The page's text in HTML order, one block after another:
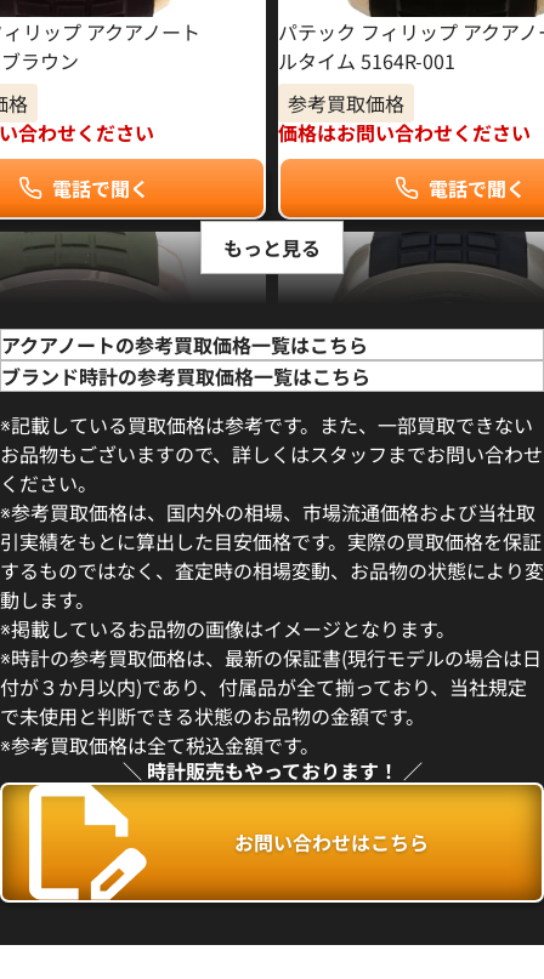
リップ アクアノート
ラウン
格
合わせください
電話で聞く
パテック フィリップ アクア
ルタイム 5164R-001
参考買取価格
価格はお問い合わせください
電話で聞く
リップ アクアノート
リーン
格
合わせください
電話で聞く
5168G-001
参考買取価格
価格はお問い合わせください
もっと見る
アクアノートの参考買取価格一覧はこちら
ブランド時計の参考買取価格一覧はこちら
※記載している買取価格は参考です。また、一部買取できない
お品物もございますので、詳しくはスタッフまでお問い合わせ
ください。
※参考買取価格は、国内外の相場、市場流通価格および当社取
引実績をもとに算出した目安価格です。実際の買取価格を保証
するものではなく、査定時の相場変動、お品物の状態により変
動します。
※掲載しているお品物の画像はイメージとなります。
※時計の参考買取価格は、最新の保証書(現行モデルの場合は日
付が３か月以内)であり、付属品が全て揃っており、当社規定
で未使用と判断できる状態のお品物の金額です。
※参考買取価格は全て税込金額です。
＼ 時計販売もやっております！ ／
お問い合わせはこちら